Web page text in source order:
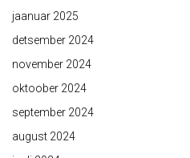
jaanuar 2025
detsember 2024
november 2024
oktoober 2024
september 2024
august 2024